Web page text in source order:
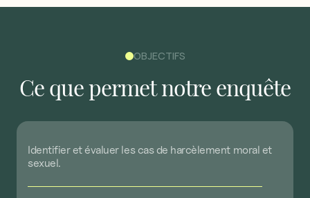
OBJECTIFS
Cequepermetnotreenquête
Identifieretévaluer les cas de harcèlement moral et
sexuel.